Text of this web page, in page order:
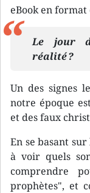
eBook en
Le jour
réalité ?
Un des signes
notre époque
et des faux
En se basant
à voir quels
comprendre
prophètes", et